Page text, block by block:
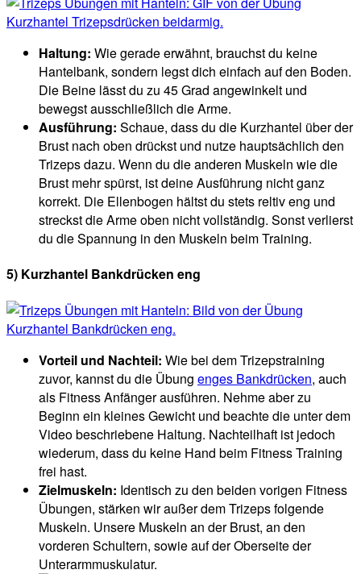
Haltung: Wie gerade erwähnt, brauchst du keine
Hantelbank, sondern legst dich einfach auf den Boden.
Die Beine lässt du zu 45 Grad angewinkelt und
bewegst ausschließlich die Arme.
Ausführung: Schaue, dass du die Kurzhantel über der
Brust nach oben drückst und nutze hauptsächlich den
Trizeps dazu. Wenn du die anderen Muskeln wie die
Brust mehr spürst, ist deine Ausführung nicht ganz
korrekt. Die Ellenbogen hältst du stets reltiv eng und
streckst die Arme oben nicht vollständig. Sonst verlierst
du die Spannung in den Muskeln beim Training.
5) Kurzhantel Bankdrücken eng
Vorteil und Nachteil: Wie bei dem Trizepstraining
zuvor, kannst du die Übung enges Bankdrücken, auch
als Fitness Anfänger ausführen. Nehme aber zu
Beginn ein kleines Gewicht und beachte die unter dem
Video beschriebene Haltung. Nachteilhaft ist jedoch
wiederum, dass du keine Hand beim Fitness Training
frei hast.
Zielmuskeln: Identisch zu den beiden vorigen Fitness
Übungen, stärken wir außer dem Trizeps folgende
Muskeln. Unsere Muskeln an der Brust, an den
vorderen Schultern, sowie auf der Oberseite der
Unterarmmuskulatur.